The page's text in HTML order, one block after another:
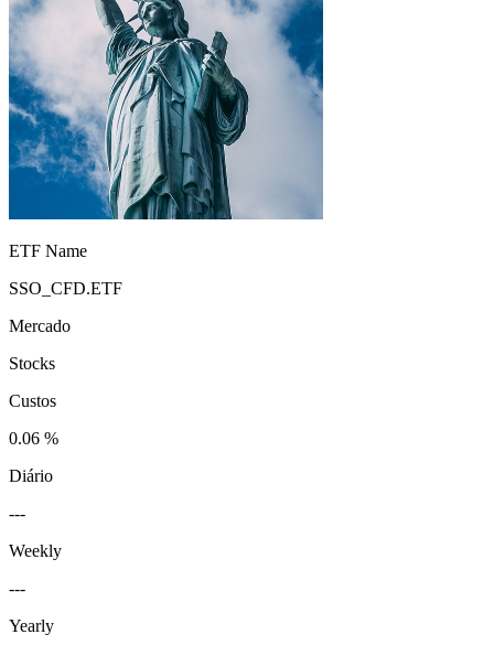
ETF Name
SSO_CFD.ETF
Mercado
Stocks
Custos
0.06 %
Diário
---
Weekly
---
Yearly